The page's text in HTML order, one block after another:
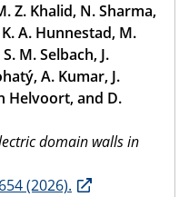
Z. Khalid, N. Sharma,
A. Hunnestad, M.
M. Selbach, J.
A. Kumar, J.
Helvoort, and D.
domain walls in
(2026).